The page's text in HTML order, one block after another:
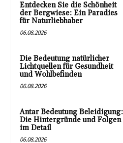
Entdecken Sie die Schönheit
der Bergwiese: Ein Paradies
für Naturliebhaber
06.08.2026
Die Bedeutung natürlicher
Lichtquellen für Gesundheit
und Wohlbefinden
06.08.2026
Antar Bedeutung Beleidigung:
Die Hintergründe und Folgen
im Detail
06.08.2026